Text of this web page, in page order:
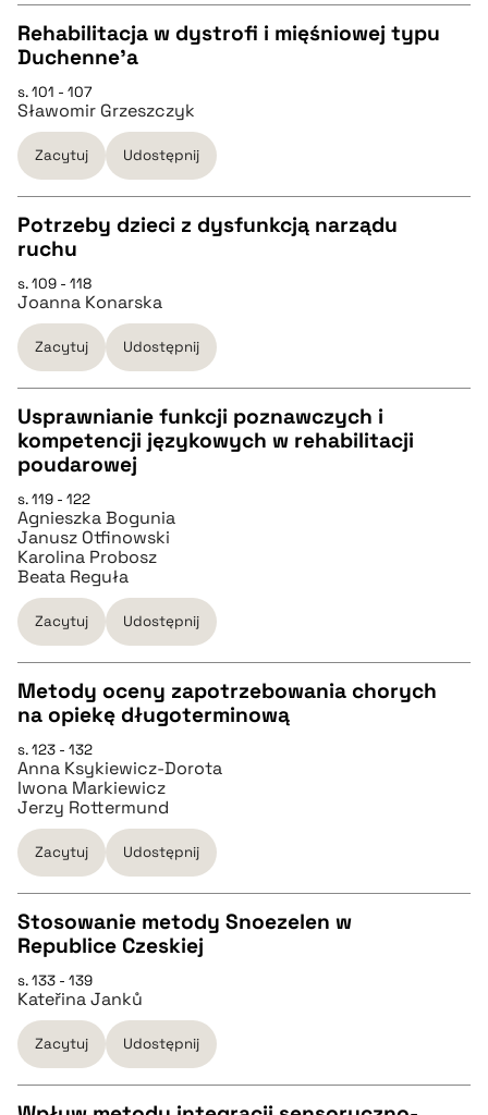
BIBTEX
pobierz cytat
BIBTEX
Rehabilitacja w dystrofi i mięśniowej typu
Duchenne'a
s. 101 - 107
Sławomir Grzeszczyk
Zacytuj Udostępnij
pobierz cytat
BIBTEX
pobierz cytat
Potrzeby dzieci z dysfunkcją narządu
ruchu
s. 109 - 118
Joanna Konarska
Zacytuj Udostępnij
CZYSTY TEKST
pobierz cytat
BIBTEX
pobierz cytat
Usprawnianie funkcji poznawczych i
kompetencji językowych w rehabilitacji
poudarowej
s. 119 - 122
Agnieszka Bogunia
Janusz Otfinowski
Karolina Probosz
Beata Reguła
Zacytuj Udostępnij
CZYSTY TEKST
pobierz cytat
BIBTEX
pobierz cytat
Metody oceny zapotrzebowania chorych
na opiekę długoterminową
s. 123 - 132
Anna Ksykiewicz-Dorota
Iwona Markiewicz
Jerzy Rottermund
Zacytuj Udostępnij
CZYSTY TEKST
pobierz cytat
BIBTEX
Stosowanie metody Snoezelen w
Republice Czeskiej
s. 133 - 139
Kateřina Janků
Zacytuj Udostępnij